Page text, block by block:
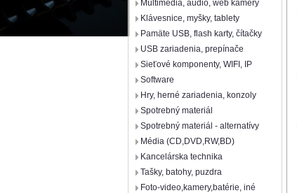
Multimédia, audio, web kamery
Klávesnice, myšky, tablety
Pamäte USB, flash karty, čítačky
USB zariadenia, prepínače
Sieťové komponenty, WIFI, IP
Software
Hry, herné zariadenia, konzoly
Spotrebný materiál
Spotrebný materiál - alternatívy
Média (CD,DVD,RW,BD)
Kancelárska technika
Tašky, batohy, puzdra
Foto-video,kamery,batérie, iné